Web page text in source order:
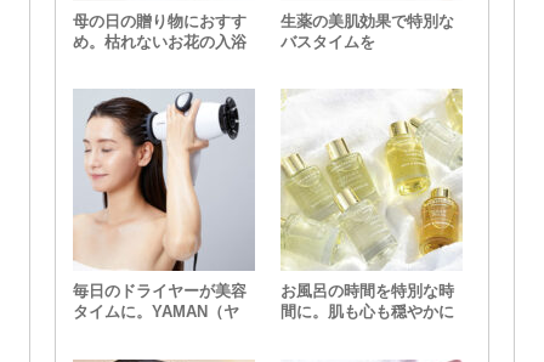
母の日の贈り物におすす
め。枯れないお花の入浴
生薬の美肌効果で特別な
バスタイムを
毎日のドライヤーが美容
タイムに。YAMAN（ヤ
お風呂の時間を特別な時
間に。肌も心も穏やかに